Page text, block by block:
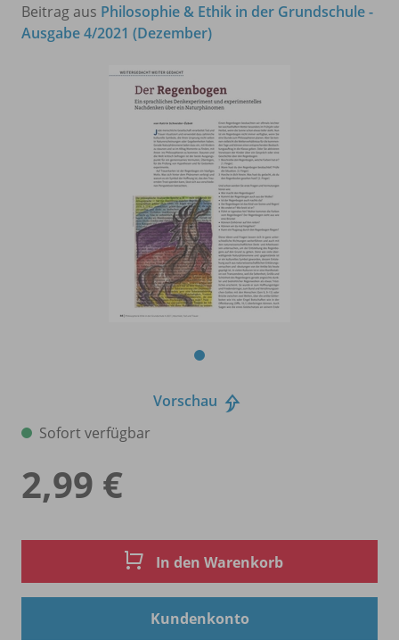
Beitrag aus Philosophie & Ethik in der Grundschule -
Ausgabe 4/2021 (Dezember)
Vorschau
Sofort verfügbar
2,99 €
In den Warenkorb
Kundenkonto